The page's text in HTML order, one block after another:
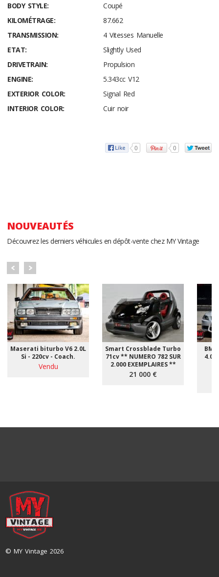
BODY STYLE:
Coupé
KILOMÉTRAGE:
87.662
TRANSMISSION:
4 Vitesses Manuelle
ETAT:
Slightly Used
DRIVETRAIN:
Propulsion
ENGINE:
5.343cc V12
EXTERIOR COLOR:
Signal Red
INTERIOR COLOR:
Cuir noir
0 0
NOUVEAUTÉS
Découvrez les derniers véhicules en dépôt-vente chez MY Vintage
Maserati biturbo V6 2.0L
Si - 220cv - Coach.
Vendu
Smart Crossblade Turbo
71cv ** NUMERO 782 SUR
2.000 EXEMPLAIRES **
21 000 €
4.0i
© MY Vintage 2026